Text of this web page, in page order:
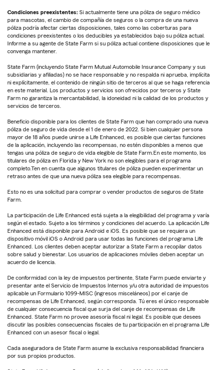
Condiciones preexistentes: Si actualmente tiene una póliza de seguro médico
para mascotas, el cambio de compañía de seguros o la compra de una nueva
póliza podría afectar ciertas disposiciones, tales como las coberturas para
condiciones preexistentes o los deducibles ya establecidos bajo su póliza actual.
Informe a su agente de State Farm si su póliza actual contiene disposiciones que le
convenga mantener.
State Farm (incluyendo State Farm Mutual Automobile Insurance Company y sus
subsidiarias y afiliadas) no se hace responsable y no respalda ni aprueba, implícita
ni explícitamente, el contenido de ningún sitio de terceros al que se haga referencia
en este material. Los productos y servicios son ofrecidos por terceros y State
Farm no garantiza la mercantabilidad, la idoneidad ni la calidad de los productos y
servicios de terceros.
Beneficio disponible para los clientes de State Farm que han comprado una nueva
póliza de seguro de vida desde el 1 de enero de 2022. Si bien cualquier persona
mayor de 18 años puede unirse a Life Enhanced, es posible que ciertas funciones
de la aplicación, incluyendo las recompensas, no estén disponibles a menos que
tengas una póliza de seguro de vida elegible de State Farm.En este momento, los
titulares de póliza en Florida y New York no son elegibles para el programa
completo.Ten en cuenta que algunos titulares de póliza pueden experimentar un
retraso antes de que una nueva póliza sea elegible para recompensas.
Esto no es una solicitud para comprar o vender productos de seguros de State
Farm.
La participación de Life Enhanced está sujeta a la elegibilidad del programa y varía
según el estado. Sujeto a los términos y condiciones del acuerdo. La aplicación Life
Enhanced está disponible para Android e iOS. Es posible que se requiera un
dispositivo móvil iOS o Android para usar todas las funciones del programa Life
Enhanced. Los clientes deben aceptar autorizar a State Farm a recopilar datos
sobre salud y bienestar. Los usuarios de aplicaciones móviles deben aceptar un
acuerdo de licencia.
De conformidad con la ley de impuestos pertinente, State Farm puede enviarte y
presentar ante el Servicio de Impuestos Internos y/u otra autoridad de impuestos
aplicable un Formulario 1099-MISC (ingresos misceláneos) por el canje de
recompensas de Life Enhanced, según corresponda. Tú eres el único responsable
de cualquier consecuencia fiscal que surja del canje de recompensas de Life
Enhanced. State Farm no provee asesoría fiscal ni legal. Es posible que desees
discutir las posibles consecuencias fiscales de tu participación en el programa Life
Enhanced con un asesor fiscal o legal.
Cada aseguradora de State Farm asume la exclusiva responsabilidad financiera
por sus propios productos.